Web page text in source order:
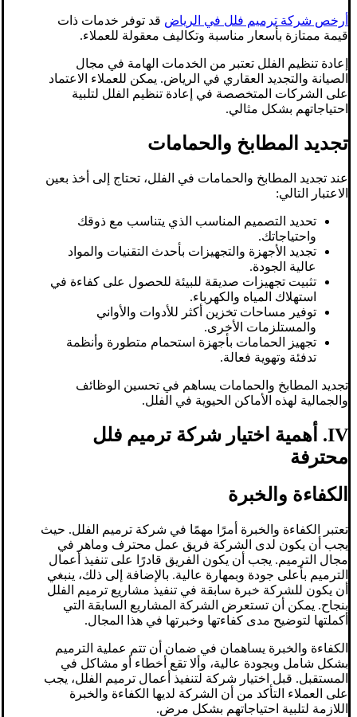
أرخص شركة ترميم فلل في الرياض قد توفر خدمات ذات
قيمة ممتازة بأسعار مناسبة وتكاليف معقولة للعملاء.
إعادة تنظيم الفلل تعتبر من الخدمات الهامة في مجال
الصيانة والتجديد العقاري في الرياض. يمكن للعملاء الاعتماد
على الشركات المتخصصة في إعادة تنظيم الفلل لتلبية
احتياجاتهم بشكل مثالي.
تجديد المطابخ والحمامات
عند تجديد المطابخ والحمامات في الفلل، تحتاج إلى أخذ بعين
الاعتبار التالي:
تحديد التصميم المناسب الذي يتناسب مع ذوقك
واحتياجاتك.
تجديد الأجهزة والتجهيزات بأحدث التقنيات والمواد
عالية الجودة.
تثبيت تجهيزات صديقة للبيئة للحصول على كفاءة في
استهلاك المياه والكهرباء.
توفير مساحات تخزين أكثر للأدوات والأواني
والمستلزمات الأخرى.
تجهيز الحمامات بأجهزة استحمام متطورة وأنظمة
تدفئة وتهوية فعالة.
تجديد المطابخ والحمامات يساهم في تحسين الوظائف
والجمالية لهذه الأماكن الحيوية في الفلل.
IV. أهمية اختيار شركة ترميم فلل
محترفة
الكفاءة والخبرة
تعتبر الكفاءة والخبرة أمرًا مهمًا في شركة ترميم الفلل. حيث
يجب أن يكون لدى الشركة فريق عمل محترف وماهر في
مجال الترميم. يجب أن يكون الفريق قادرًا على تنفيذ أعمال
الترميم بأعلى جودة وبمهارة عالية. بالإضافة إلى ذلك، ينبغي
أن يكون للشركة خبرة سابقة في تنفيذ مشاريع ترميم الفلل
بنجاح. يمكن أن تستعرض الشركة المشاريع السابقة التي
أكملتها لتوضيح مدى كفاءتها وخبرتها في هذا المجال.
الكفاءة والخبرة يساهمان في ضمان أن تتم عملية الترميم
بشكل شامل وبجودة عالية، وألا تقع أخطاء أو مشاكل في
المستقبل. قبل اختيار شركة لتنفيذ أعمال ترميم الفلل، يجب
على العملاء التأكد من أن الشركة لديها الكفاءة والخبرة
اللازمة لتلبية احتياجاتهم بشكل مرضٍ.